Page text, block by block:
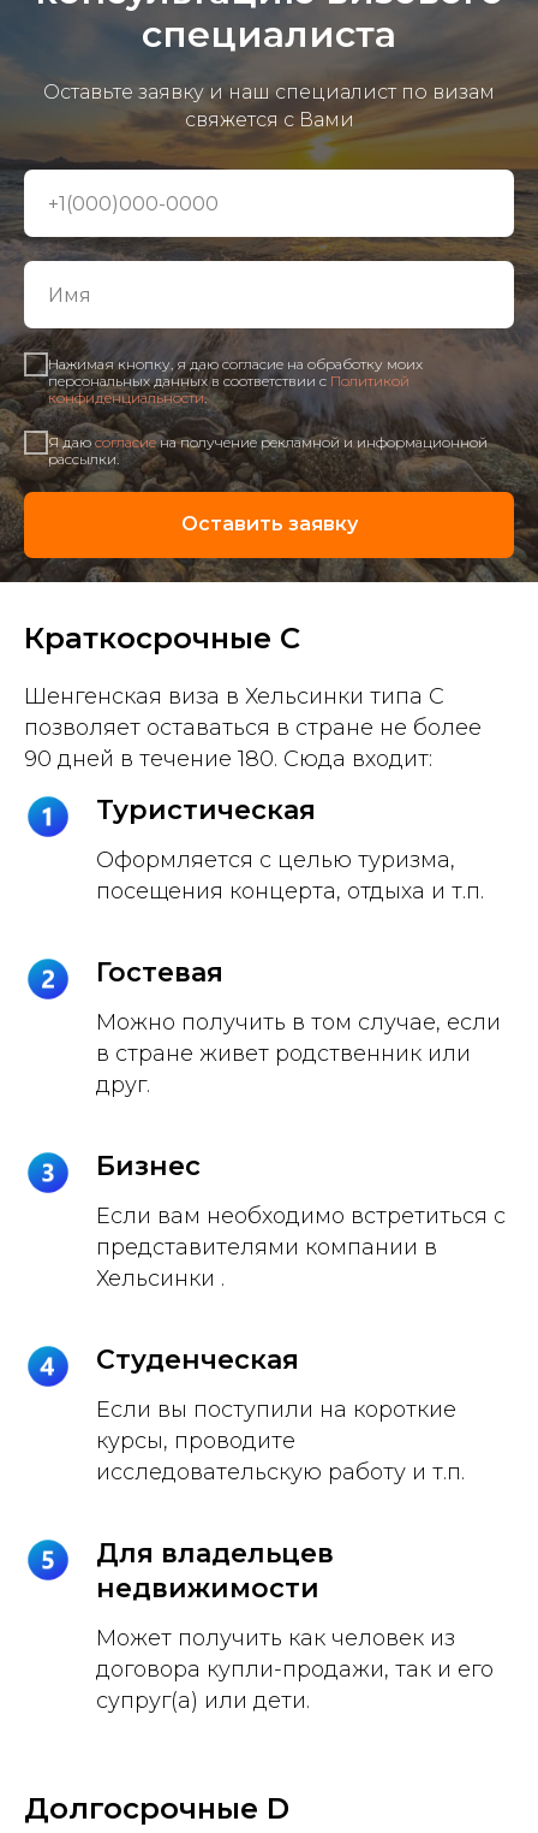
специалиста
Оставьте заявку и наш специалист по визам
свяжется с Вами
Нажимая кнопку, я даю согласие на обработку моих
персональных данных в соответствии с Политикой
конфиденциальности.
Я даюсогласиена получение рекламной и информационной
рассылки.
Оставить заявку
Краткосрочные C
Шенгенская виза в Хельсинки типа C
позволяет оставаться в стране не более
90 дней в течение 180. Сюда входит:
Туристическая
Оформляется с целью туризма,
посещения концерта, отдыха и т.п.
Гостевая
Можно получить в том случае, если
в стране живет родственник или
друг.
Бизнес
Если вам необходимо встретиться с
представителями компании в
Хельсинки .
Студенческая
Если вы поступили на короткие
курсы, проводите
исследовательскую работу и т.п.
Для владельцев
недвижимости
Может получить как человек из
договора купли-продажи, так и его
супруг(а) или дети.
Долгосрочные D